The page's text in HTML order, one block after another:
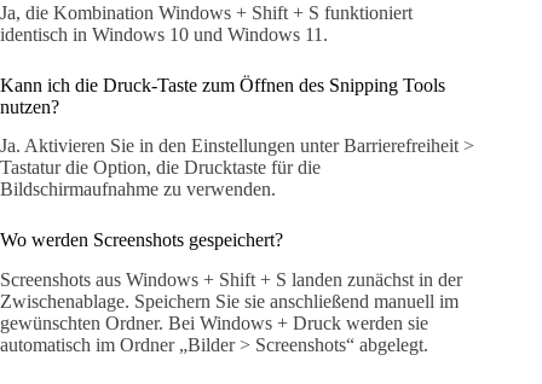
Ja, die Kombination Windows + Shift + S funktioniert
identisch in Windows 10 und Windows 11.
Kann ich die Druck-Taste zum Öffnen des Snipping Tools
nutzen?
Ja. Aktivieren Sie in den Einstellungen unter Barrierefreiheit >
Tastatur die Option, die Drucktaste für die
Bildschirmaufnahme zu verwenden.
Wo werden Screenshots gespeichert?
Screenshots aus Windows + Shift + S landen zunächst in der
Zwischenablage. Speichern Sie sie anschließend manuell im
gewünschten Ordner. Bei Windows + Druck werden sie
automatisch im Ordner „Bilder > Screenshots“ abgelegt.